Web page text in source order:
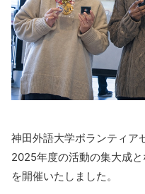
神田外語大学ボランティア
2025年度の活動の集大成と
を開催いたしました。